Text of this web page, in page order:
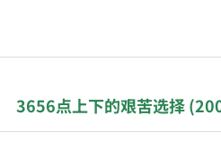
of all original writings
a donation
3656点上下的艰苦选择